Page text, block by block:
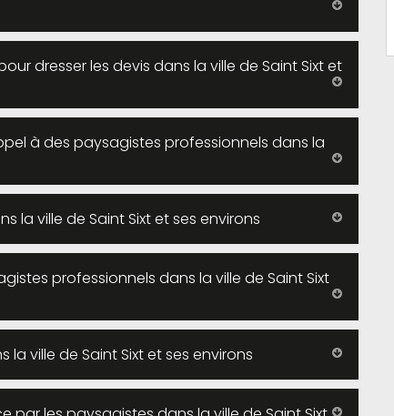
dresser les devis dans la ville de Saint Sixt et
à des paysagistes professionnels dans la
la ville de Saint Sixt et ses environs
professionnels dans la ville de Saint Sixt
ville de Saint Sixt et ses environs